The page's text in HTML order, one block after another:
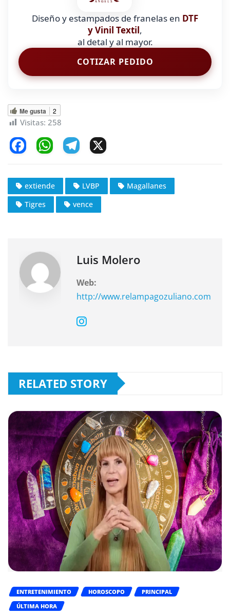
Diseño y estampados de franelas en DTF
y Vinil Textil,
al detal y al mayor.
COTIZAR PEDIDO
Me gusta 2
Visitas: 258
c
e
b
k
W
at
s
A
e
gr
a
extiende LVBP
Magallanes
Tigres
vence
Luis Molero
Web:
http://www.relampagozuliano.com
RELATED STORY
ENTRETENIMIENTO HOROSCOPO
PRINCIPAL
ÚLTIMA HORA